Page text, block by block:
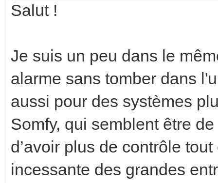
Salut !
Je suis un peu dans le
alarme sans tomber dans
aussi pour des systèmes
Somfy, qui semblent être
d’avoir plus de contrôle
incessante des grandes